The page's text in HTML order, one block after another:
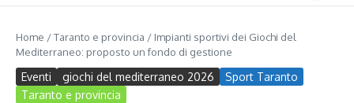
Home /Taranto e provincia / Impianti sportivi dei Giochi del
Mediterraneo: proposto un fondo di gestione
Eventi giochi del mediterraneo 2026
Sport Taranto
Taranto e provincia